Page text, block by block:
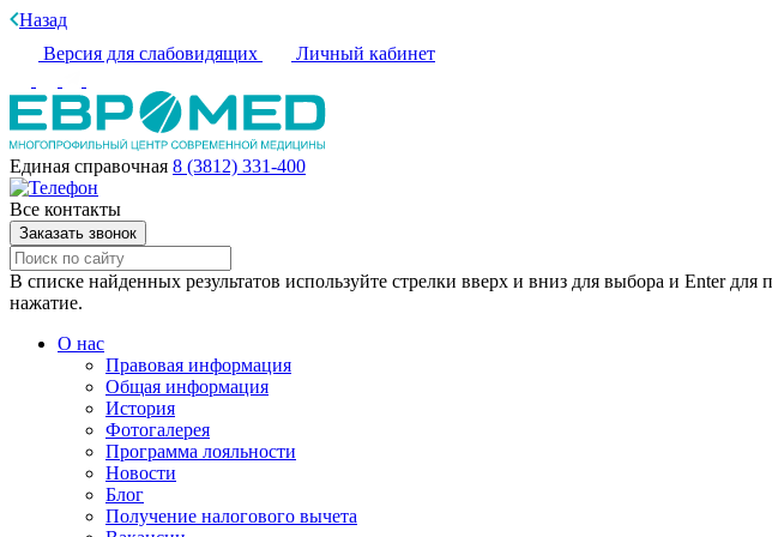
Назад
Версия для слабовидящих
Личный кабинет
Единая справочная 8 (3812) 331-400
Все контакты
Заказать звонок
В списке найденных результатов используйте стрелки вверх и вниз для выбора и Enter
нажатие.
О нас
Правовая информация
Общая информация
История
Фотогалерея
Программа лояльности
Новости
Блог
Получение налогового вычета